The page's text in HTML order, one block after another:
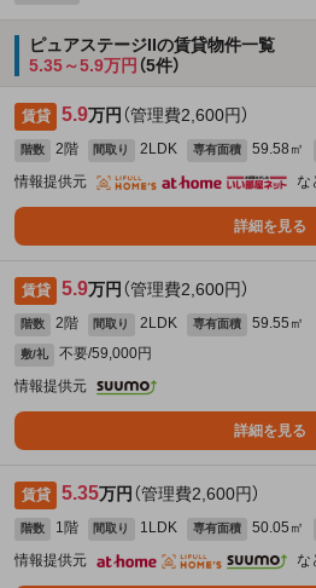
ピュアステージIIの賃貸物件一覧
5.35～5.9万円 （5件）
賃貸 5.9万円 （管理費2,600円）
階数 2階 間取り 2LDK 専有面積 59.58㎡
情報提供元
な
詳細を見る
賃貸 5.9万円 （管理費2,600円）
階数 2階 間取り 2LDK 専有面積 59.55㎡
敷/礼
不要/59,000円
情報提供元
詳細を見る
賃貸 5.35万円 （管理費2,600円）
階数 1階 間取り 1LDK 専有面積 50.05㎡
情報提供元
な